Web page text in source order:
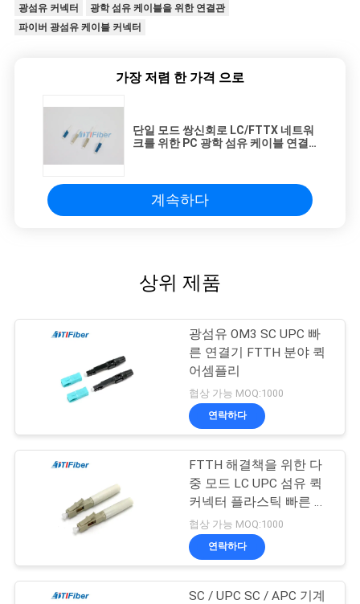
광섬유 커넥터
광학 섬유 케이블을 위한 연결관
파이버 광섬유 케이블 커넥터
가장 저렴 한 가격 으로
단일 모드 쌍신회로 LC/FTTX 네트워
크를 위한 PC 광학 섬유 케이블 연결
계속하다
상위 제품
광섬유 OM3 SC UPC 빠
른 연결기 FTTH 분야 퀵
어셈플리
협상 가능 MOQ:1000
연락하다
FTTH 해결책을 위한 다
중 모드 LC UPC 섬유 퀵
커넥터 플라스틱 빠른 연
결기
협상 가능 MOQ:1000
연락하다
SC / UPC SC / APC 기계